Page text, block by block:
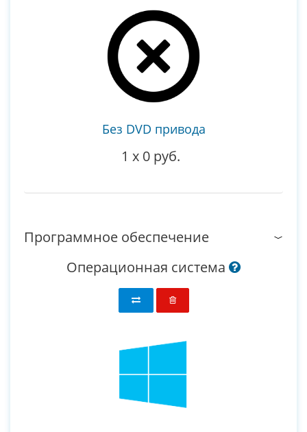
Без DVD привода
1 x 0 руб.
Программное обеспечение
Операционная система